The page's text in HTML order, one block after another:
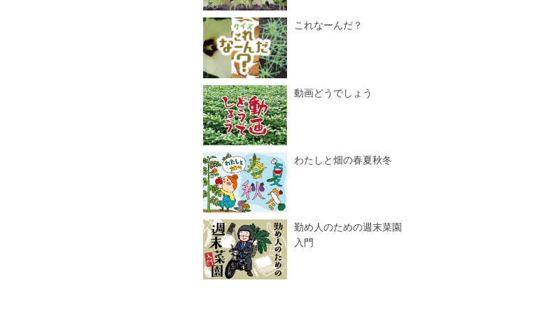
これなーんだ？
動画どうでしょう
わたしと畑の春夏秋冬
勤め人のための週末菜園
入門